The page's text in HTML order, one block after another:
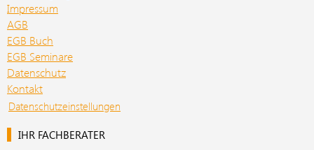
Impressum
AGB
EGB Buch
EGB Seminare
Datenschutz
Kontakt
Datenschutzeinstellungen
IHR FACHBERATER